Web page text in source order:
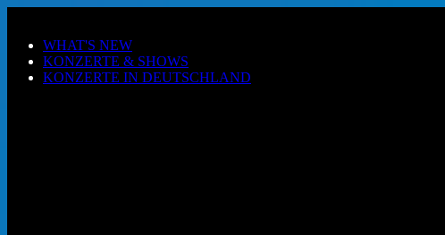
WHAT'S NEW
KONZERTE & SHOWS
KONZERTE IN DEUTSCHLAND